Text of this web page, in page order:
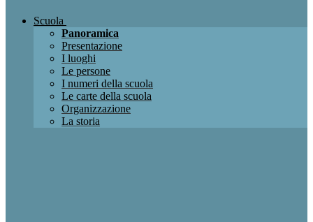
Scuola
Panoramica
Presentazione
I luoghi
Le persone
I numeri della scuola
Le carte della scuola
Organizzazione
La storia